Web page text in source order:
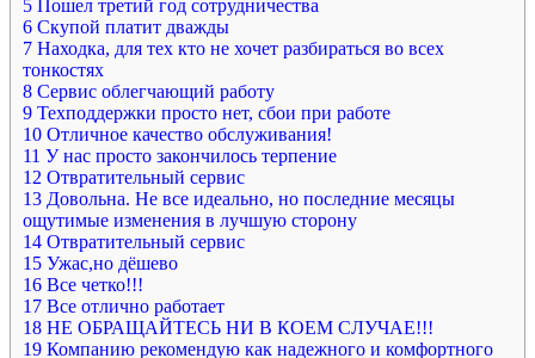
5 Пошел третий год сотрудничества
6 Скупой платит дважды
7 Находка, для тех кто не хочет разбираться во всех
тонкостях
8 Сервис облегчающий работу
9 Техподдержки просто нет, сбои при работе
10 Отличное качество обслуживания!
11 У нас просто закончилось терпение
12 Отвратительный сервис
13 Довольна. Не все идеально, но последние месяцы
ощутимые изменения в лучшую сторону
14 Отвратительный сервис
15 Ужас,но дёшево
16 Все четко!!!
17 Все отлично работает
18 НЕ ОБРАЩАЙТЕСЬ НИ В КОЕМ СЛУЧАЕ!!!
19 Компанию рекомендую как надежного и комфортного